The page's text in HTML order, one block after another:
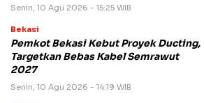
Senin, 10 Agu 2026 - 15:25 WIB
Bekasi
Pemkot Bekasi Kebut Proyek Ducting,
Targetkan Bebas Kabel Semrawut
2027
Senin, 10 Agu 2026 - 14:19 WIB